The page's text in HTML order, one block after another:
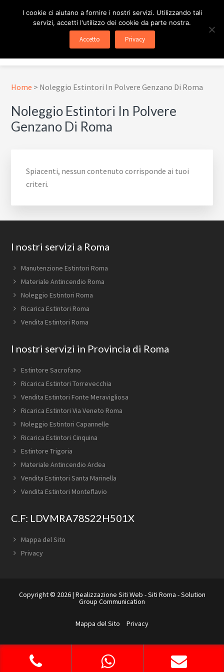
pagina
ESTINTORE ROMA
In Tutta Roma E Provincia
Menu
Home > Noleggio Estintori In Polvere Genzano Di Roma
Noleggio Estintori In Polvere
Genzano Di Roma
Spiacenti, nessun contenuto corrisponde ai tuoi
criteri.
Footer
I nostri servizi a Roma
Manutenzione Estintori Roma
Materiale Antincendio Roma
Noleggio Estintori Roma
Ricarica Estintori Roma
Vendita Estintori Roma
I nostri servizi in Provincia di Roma
Estintore Sacrofano
Ricarica Estintori Torrevecchia
Vendita Estintori Fonte Meravigliosa
Ricarica Estintori Via Veneto Roma
Noleggio Estintori Capannelle
Ricarica Estintori Cinquina
Estintore Trigoria
Materiale Antincendio Ardea
Vendita Estintori Santa Marinella
Vendita Estintori Monteflavio
C.F: LDVMRA78S22H501X
Mappa del Sito
Privacy
Copyright © 2026 | Realizzazione Siti Web -Siti Roma -Solution
Group Communication
Mappa del Sito Privacy
I cookie ci aiutano a fornire i nostri servizi. Utilizzando tali
servizi, accetti l'utilizzo dei cookie da parte nostra.
Accetto Privacy